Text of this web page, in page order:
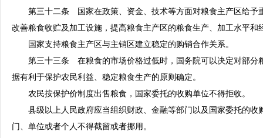
第三十二条 国家在政策、资金、技术等方面对粮食主产区给予
改善粮食收贮及加工设施，提高粮食主产区的粮食生产、加工水平和
国家支持粮食主产区与主销区建立稳定的购销合作关系。
第三十三条 在粮食的市场价格过低时，国务院可以决定对部分
据有利于保护农民利益、稳定粮食生产的原则确定。
农民按保护价制度出售粮食，国家委托的收购单位不得拒收。
县级以上人民政府应当组织财政、金融等部门以及国家委托的收
门、单位或者个人不得截留或者挪用。